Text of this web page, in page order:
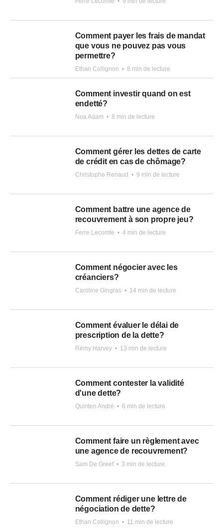
Comment payer les frais de mandat
que vous ne pouvez pas vous
permettre?
Ethan Collignon • 8 min de lecture
Comment investir quand on est
endetté?
Noa Adam • 8 min de lecture
Comment gérer les dettes de carte
de crédit en cas de chômage?
Christophe Renaud • 9 min de lecture
Comment battre une agence de
recouvrement à son propre jeu?
Ferre Lecomte • 4 min de lecture
Comment négocier avec les
créanciers?
Caroline Gingras • 14 min de lecture
Comment évaluer le délai de
prescription de la dette?
Rémy Harvey • 13 min de lecture
Comment contester la validité
d'une dette?
Quinten André • 6 min de lecture
Comment faire un règlement avec
une agence de recouvrement?
Sam De Greef • 3 min de lecture
Comment rédiger une lettre de
négociation de dette?
Ethan Collignon • 11 min de lecture